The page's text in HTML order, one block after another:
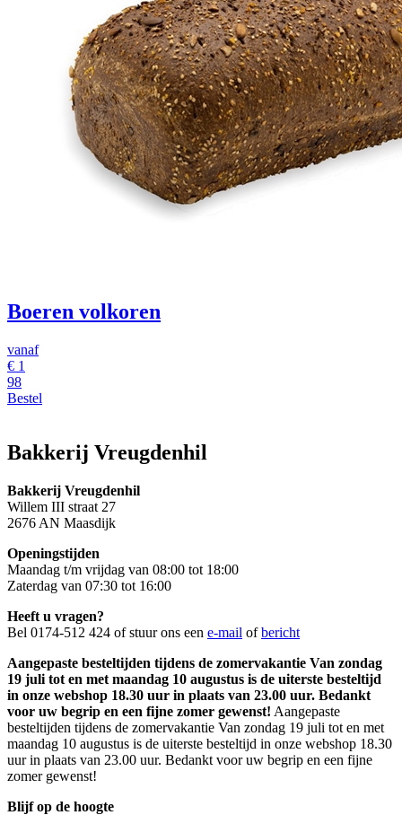
Boeren volkoren
vanaf
€ 1
98
Bestel
Bakkerij Vreugdenhil
Bakkerij Vreugdenhil
Willem III straat 27
2676 AN Maasdijk
Openingstijden
Maandag t/m vrijdag van 08:00 tot 18:00
Zaterdag van 07:30 tot 16:00
Heeft u vragen?
Bel 0174-512 424 of stuur ons een e-mail ofbericht
Aangepaste besteltijden tijdens de zomervakantie Van zondag
19 juli tot en met maandag 10 augustus is de uiterste besteltijd
in onze webshop 18.30 uur in plaats van 23.00 uur. Bedankt
voor uw begrip en een fijne zomer gewenst! Aangepaste
besteltijden tijdens de zomervakantie Van zondag 19 juli tot en met
maandag 10 augustus is de uiterste besteltijd in onze webshop 18.30
uur in plaats van 23.00 uur. Bedankt voor uw begrip en een fijne
zomer gewenst!
Blijf op de hoogte